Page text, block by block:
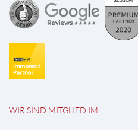
WIR SIND MITGLIED IM